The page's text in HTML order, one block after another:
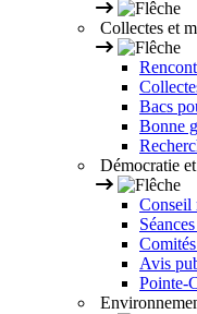
Collectes et
Bacs
Bonne
Démocratie
Conseil
Avis
Pointe-